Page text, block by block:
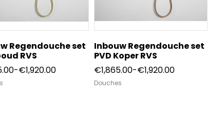
Regendouche set
RVS
-€1,920.00Prijsklasse:
Inbouw Regendouche set
PVD Koper RVS
€1,865.00-€1,920.00Prijsklasse:
Douches